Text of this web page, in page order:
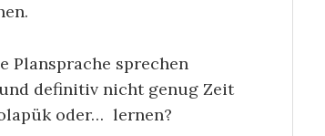
Plansprache sprechen
definitiv nicht genug Zeit
oder… lernen?